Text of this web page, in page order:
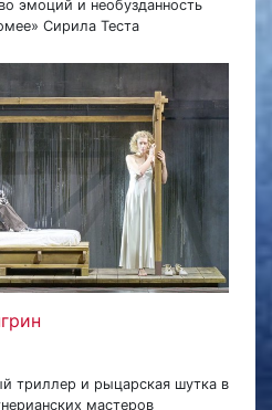
эмоций и необузданность
Сирила Теста
триллер и рыцарская шутка в
мастеров